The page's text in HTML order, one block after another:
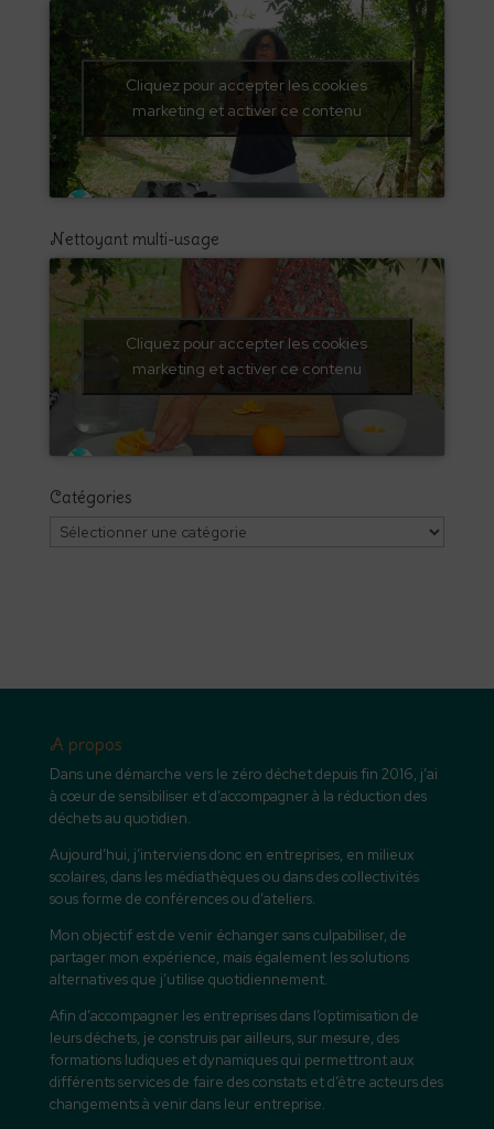
Cliquez pour accepter les cookies
marketing et activer ce contenu
Nettoyant multi-usage
Cliquez pour accepter les cookies
marketing et activer ce contenu
Catégories
Catégories
A propos
Dans une démarche vers le zéro déchet depuis fin 2016, j’ai
à cœur de sensibiliser et d’accompagner à la réduction des
déchets au quotidien.
Aujourd’hui, j’interviens donc en entreprises, en milieux
scolaires, dans les médiathèques ou dans des collectivités
sous forme de conférences ou d’ateliers.
Mon objectif est de venir échanger sans culpabiliser, de
partager mon expérience, mais également les solutions
alternatives que j’utilise quotidiennement.
Afin d’accompagner les entreprises dans l’optimisation de
leurs déchets, je construis par ailleurs, sur mesure, des
formations ludiques et dynamiques qui permettront aux
différents services de faire des constats et d’être acteurs des
changements à venir dans leur entreprise.